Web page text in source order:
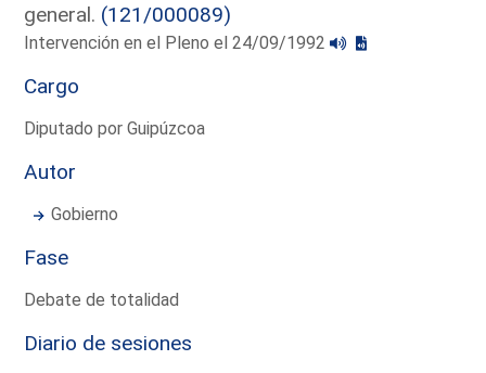
general. (121/000089)
Intervención en el Pleno el 24/09/1992
Cargo
Diputado por Guipúzcoa
Autor
Gobierno
Fase
Debate de totalidad
Diario de sesiones